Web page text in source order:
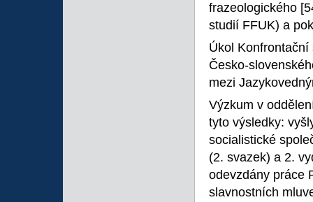
frazeologického
studií FFUK) a
Úkol
Česko-
mezi
Výzkum v
tyto výsledky:
socialistické
(2. svazek) a 2.
odevzdány práce
slavnostních